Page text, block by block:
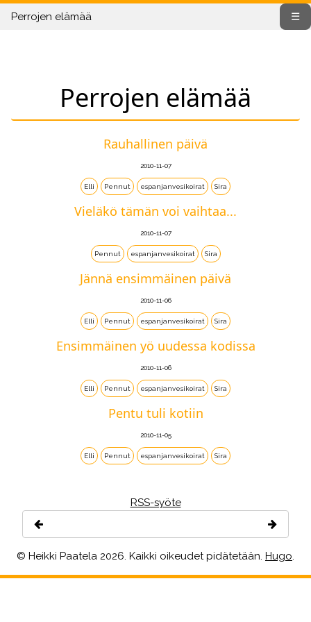
☰
Perrojen elämää
Perrojen elämää
Rauhallinen päivä
2010-11-07
Elli Pennut espanjanvesikoirat Sira
Vieläkö tämän voi vaihtaa...
2010-11-07
Pennut espanjanvesikoirat Sira
Jännä ensimmäinen päivä
2010-11-06
Elli Pennut espanjanvesikoirat Sira
Ensimmäinen yö uudessa kodissa
2010-11-06
Elli Pennut espanjanvesikoirat Sira
Pentu tuli kotiin
2010-11-05
Elli Pennut espanjanvesikoirat Sira
RSS-syöte
© Heikki Paatela 2026. Kaikki oikeudet pidätetään. Hugo.